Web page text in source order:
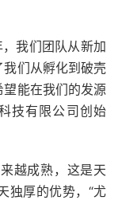
我们团队从新加
们从孵化到破壳
能在我们的发源
技有限公司创始
越成熟，这是天
独厚的优势，“尤